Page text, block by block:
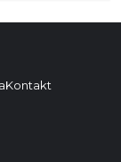
Kontakt